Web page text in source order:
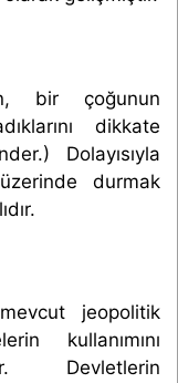
bir çoğunun
dikkate
Dolayısıyla
durmak
jeopolitik
kullanımını
Devletlerin